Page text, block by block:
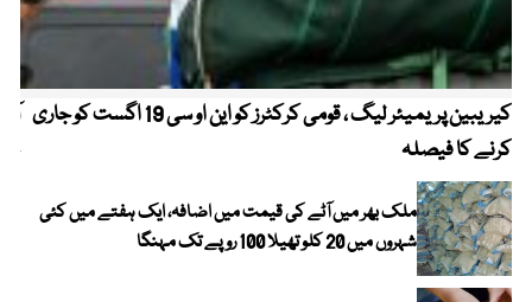
کیریبین پریمیئر لیگ ، قومی کرکٹرز کو این او سی 19 اگست کو جاری
کرنے کا فیصلہ
ملک بھر میں آٹے کی قیمت میں اضافہ، ایک ہفتے میں کئی
شہروں میں 20 کلو تھیلا 100 روپے تک مہنگا